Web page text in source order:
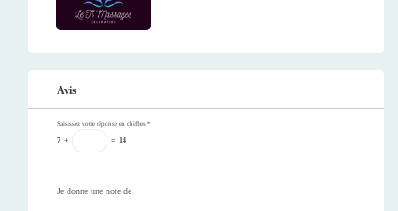
Avis
Saisissez votre réponse en chiffres *
7 + = 14